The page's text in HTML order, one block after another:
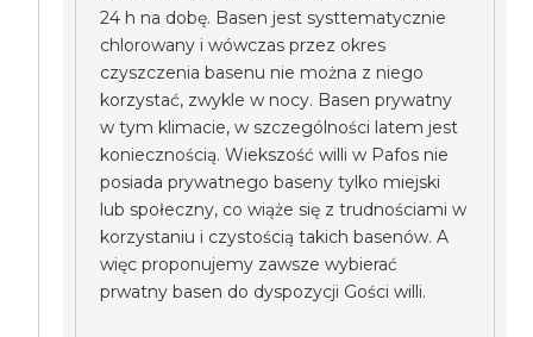
24 h na dobę. Basen jest systtematycznie
chlorowany i wówczas przez okres
czyszczenia basenu nie można z niego
korzystać, zwykle w nocy. Basen prywatny
w tym klimacie, w szczególności latem jest
koniecznością. Wiekszość willi w Pafos nie
posiada prywatnego baseny tylko miejski
lub społeczny, co wiąże się z trudnościami w
korzystaniu i czystością takich basenów. A
więc proponujemy zawsze wybierać
prwatny basen do dyspozycji Gości willi.